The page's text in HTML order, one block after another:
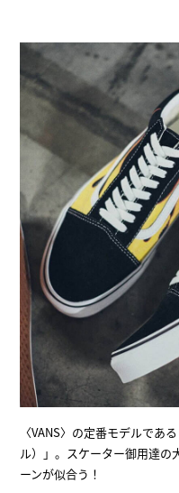
〈VANS〉の定番モデルであ
ル）」。スケーター御用達の
ーンが似合う！